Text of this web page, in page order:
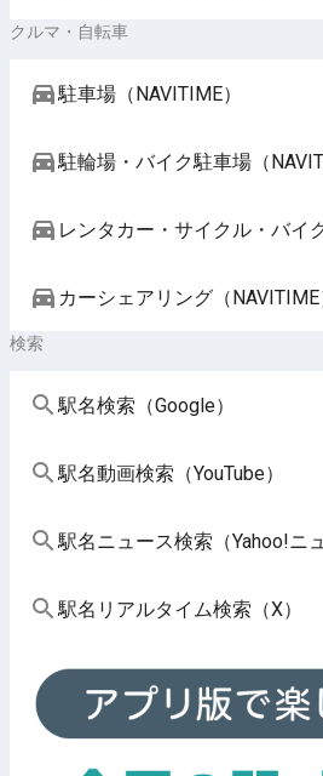
クルマ・自転車
駐車場（NAVITIME）
駐輪場・バイク駐車場（
レンタカー・サイクル・バイ
カーシェアリング（NAVITIME
検索
駅名検索（Google）
駅名動画検索（YouTube）
駅名ニュース検索（Yahoo!ニ
駅名リアルタイム検索（X）